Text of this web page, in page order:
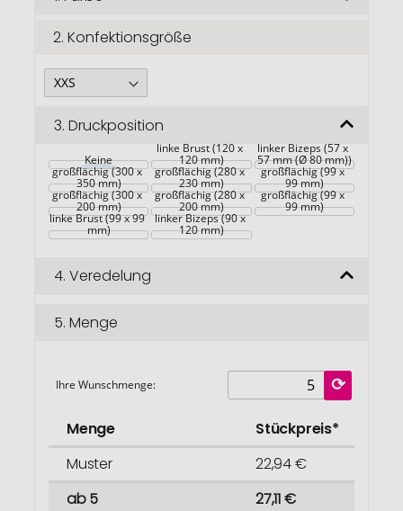
2. Konfektionsgröße
3. Druckposition
Keine
linke Brust (120 x
120 mm)
linker Bizeps (57 x
57 mm (Ø 80 mm))
Rückseite
großflächig (300 x
350 mm)
Rückseite
großflächig (280 x
230 mm)
Rückseite
großflächig (99 x
99 mm)
Vorderseite
großflächig (300 x
200 mm)
Vorderseite
großflächig (280 x
200 mm)
Vorderseite
großflächig (99 x
99 mm)
linke Brust (99 x 99
mm)
linker Bizeps (90 x
120 mm)
4. Veredelung
5. Menge
Ihre Wunschmenge:
Menge
Stückpreis*
Muster
22,94 €
ab 5
27,11 €